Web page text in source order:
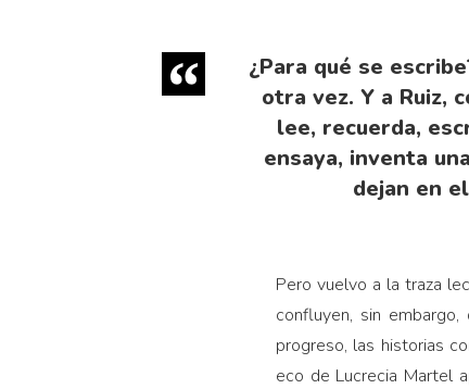
¿Para qué se
otra vez. Y a Ruiz,
lee, recuerda,
ensaya, inventa
dejan en
Pero vuelvo a la traza
confluyen, sin
progreso, las historias
eco de Lucrecia Martel